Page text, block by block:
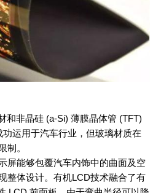
非晶硅 (a-Si) 薄膜晶体管 (TFT)
运用于汽车行业，但玻璃材质在
制。
屏能够包覆汽车内饰中的曲面及空
整体设计。有机LCD技术融合了有